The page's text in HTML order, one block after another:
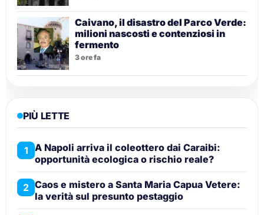
Caivano, il disastro del Parco Verde:
milioni nascosti e contenziosi in
fermento
3 ore fa
PIÙ LETTE
1 A Napoli arriva il coleottero dai Caraibi:
opportunità ecologica o rischio reale?
2 Caos e mistero a Santa Maria Capua Vetere:
la verità sul presunto pestaggio